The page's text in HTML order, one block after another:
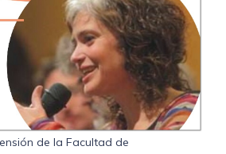
de la Facultad de